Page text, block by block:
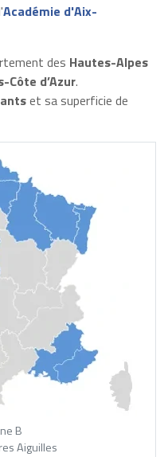
Académie d'Aix-
des Hautes-Alpes
Côte d’Azur.
et sa superficie de
B
Aiguilles